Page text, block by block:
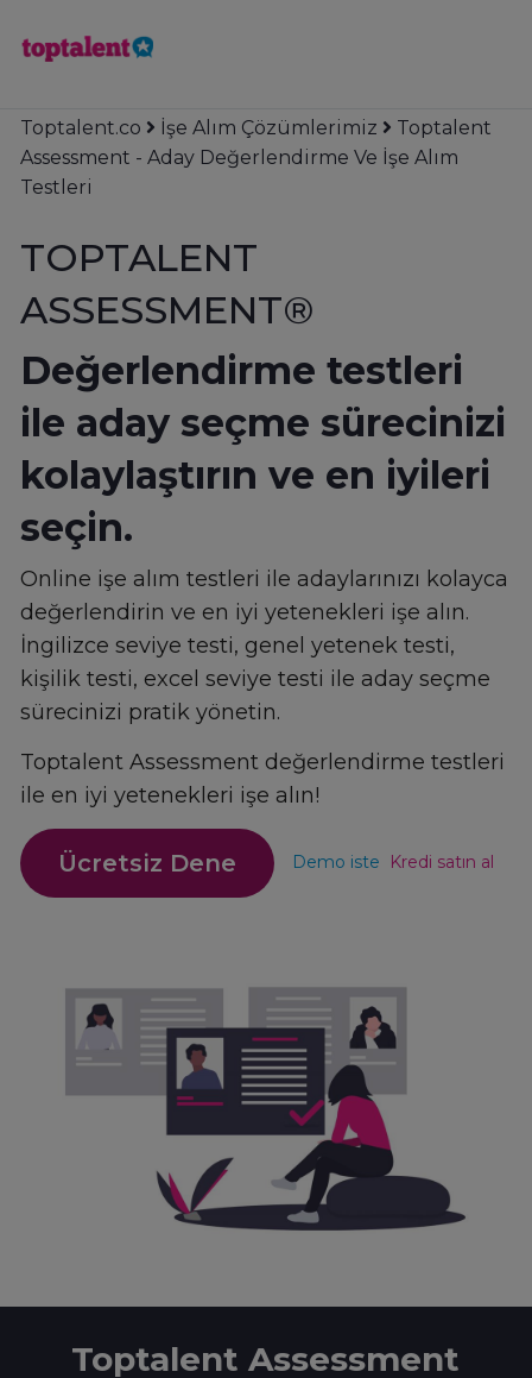
Toptalent.co İşe Alım Çözümlerimiz
Toptalent
Assessment - Aday Değerlendirme Ve İşe Alım
Testleri
TOPTALENT
ASSESSMENT®
Değerlendirme testleri
ile aday seçme sürecinizi
kolaylaştırın ve en iyileri
seçin.
Online işe alım testleri ile adaylarınızı kolayca
değerlendirin ve en iyi yetenekleri işe alın.
İngilizce seviye testi, genel yetenek testi,
kişilik testi, excel seviye testi ile aday seçme
sürecinizi pratik yönetin.
Toptalent Assessment değerlendirme testleri
ile en iyi yetenekleri işe alın!
Ücretsiz Dene Demo iste Kredi satın al
Toptalent Assessment